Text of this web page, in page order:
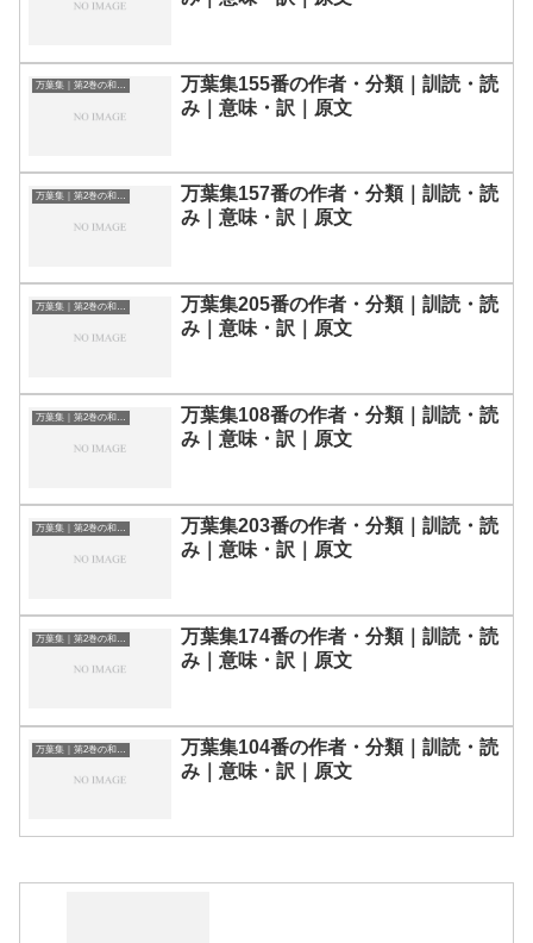
万葉集｜第2巻の和歌一覧
万葉集155番の作者・分類｜訓読・読
み｜意味・訳｜原文
万葉集｜第2巻の和歌一覧
万葉集157番の作者・分類｜訓読・読
み｜意味・訳｜原文
万葉集｜第2巻の和歌一覧
万葉集205番の作者・分類｜訓読・読
み｜意味・訳｜原文
万葉集｜第2巻の和歌一覧
万葉集108番の作者・分類｜訓読・読
み｜意味・訳｜原文
万葉集｜第2巻の和歌一覧
万葉集203番の作者・分類｜訓読・読
み｜意味・訳｜原文
万葉集｜第2巻の和歌一覧
万葉集174番の作者・分類｜訓読・読
み｜意味・訳｜原文
万葉集104番の作者・分類｜訓読・読
み｜意味・訳｜原文